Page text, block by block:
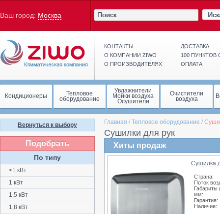
Ваш город: Москва
КОНТАКТЫ
О КОМПАНИИ ZIWO
О ПРОИЗВОДИТЕЛЯХ
ДОСТАВКА
100
ОПЛАТА
Кондиционеры Тепловое
оборудование
Увлажнители
Мойки воздуха
Осушители
Очистители
воздуха
Главная / Тепловое оборудование /
Сушилки для рук
Хиты продаж
Сушилка
Страна:
Поток
мм:
Гарантия:
Наличие:
Вернуться к выбору
Подобрать
По типу
<1 кВт
1 кВт
1,5 кВт
1,8 кВт